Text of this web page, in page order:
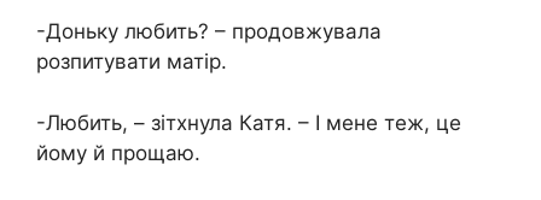
-Доньку любить? – продовжувала
розпитувати матір.
-Любить, – зітхнула Катя. – І мене теж, це
йому й прощаю.